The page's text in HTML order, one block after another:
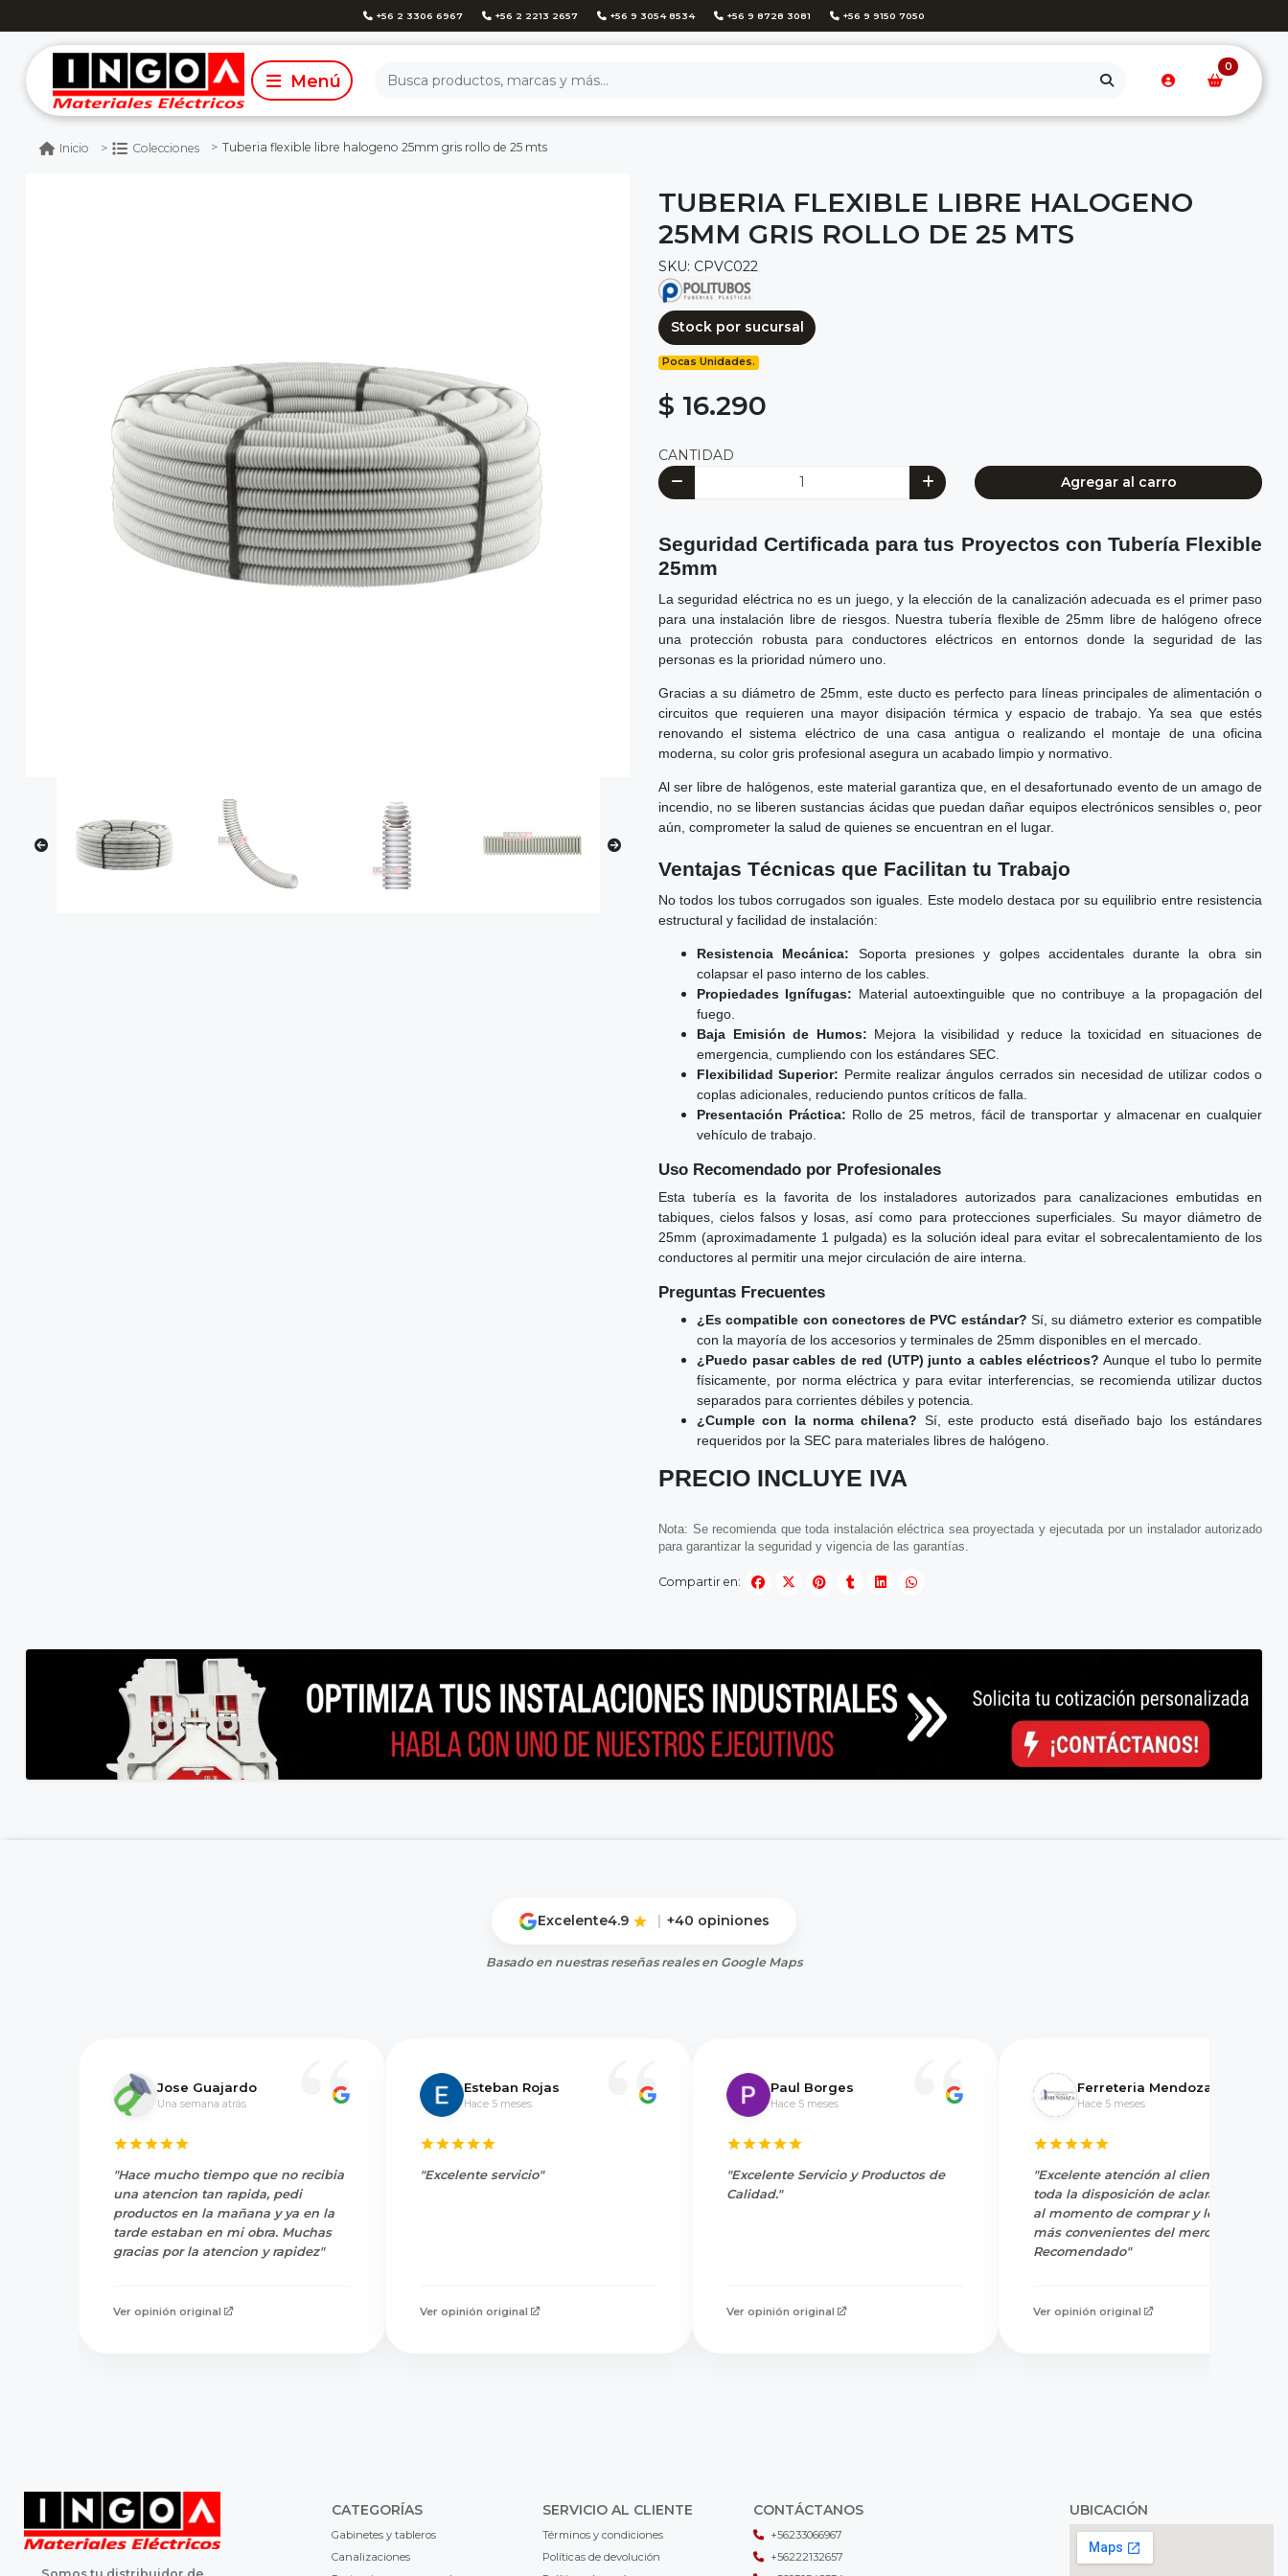
+56 2 3306 6967 +56 2 2213 2657 +56 9 3054 8534 +56 9 8728 3081 +56 9 9150 7050
0
Inicio Colecciones Tuberia flexible libre halogeno 25mm gris rollo de 25 mts
TUBERIA FLEXIBLE LIBRE HALOGENO
25MM GRIS ROLLO DE 25 MTS
SKU: CPVC022
Stock por sucursal
Pocas Unidades.
$ 16.290
CANTIDAD
Agregar al carro
Seguridad Certificada para tus Proyectos con Tubería Flexible
25mm
La seguridad eléctrica no es un juego, y la elección de la canalización adecuada es el primer paso
para una instalación libre de riesgos. Nuestra tubería flexible de 25mm libre de halógeno ofrece
una protección robusta para conductores eléctricos en entornos donde la seguridad de las
personas es la prioridad número uno.
Gracias a su diámetro de 25mm, este ducto es perfecto para líneas principales de alimentación o
circuitos que requieren una mayor disipación térmica y espacio de trabajo. Ya sea que estés
renovando el sistema eléctrico de una casa antigua o realizando el montaje de una oficina
moderna, su color gris profesional asegura un acabado limpio y normativo.
Al ser libre de halógenos, este material garantiza que, en el desafortunado evento de un amago de
incendio, no se liberen sustancias ácidas que puedan dañar equipos electrónicos sensibles o, peor
aún, comprometer la salud de quienes se encuentran en el lugar.
Ventajas Técnicas que Facilitan tu Trabajo
No todos los tubos corrugados son iguales. Este modelo destaca por su equilibrio entre resistencia
estructural y facilidad de instalación:
Resistencia Mecánica: Soporta presiones y golpes accidentales durante la obra sin
colapsar el paso interno de los cables.
Propiedades Ignífugas: Material autoextinguible que no contribuye a la propagación del
fuego.
Baja Emisión de Humos: Mejora la visibilidad y reduce la toxicidad en situaciones de
emergencia, cumpliendo con los estándares SEC.
Flexibilidad Superior: Permite realizar ángulos cerrados sin necesidad de utilizar codos o
coplas adicionales, reduciendo puntos críticos de falla.
Presentación Práctica: Rollo de 25 metros, fácil de transportar y almacenar en cualquier
vehículo de trabajo.
Uso Recomendado por Profesionales
Esta tubería es la favorita de los instaladores autorizados para canalizaciones embutidas en
tabiques, cielos falsos y losas, así como para protecciones superficiales. Su mayor diámetro de
25mm (aproximadamente 1 pulgada) es la solución ideal para evitar el sobrecalentamiento de los
conductores al permitir una mejor circulación de aire interna.
Preguntas Frecuentes
¿Es compatible con conectores de PVC estándar? Sí, su diámetro exterior es compatible
con la mayoría de los accesorios y terminales de 25mm disponibles en el mercado.
¿Puedo pasar cables de red (UTP) junto a cables eléctricos? Aunque el tubo lo permite
físicamente, por norma eléctrica y para evitar interferencias, se recomienda utilizar ductos
separados para corrientes débiles y potencia.
¿Cumple con la norma chilena? Sí, este producto está diseñado bajo los estándares
requeridos por la SEC para materiales libres de halógeno.
PRECIO INCLUYE IVA
Nota: Se recomienda que toda instalación eléctrica sea proyectada y ejecutada por un instalador autorizado
para garantizar la seguridad y vigencia de las garantías.
Compartir en:
Excelente4.9 | +40 opiniones
Basado en nuestras reseñas reales en Google Maps
Jose Guajardo
Una semana atrás
"Hace mucho tiempo que no recibia
una atencion tan rapida, pedi
productos en la mañana y ya en la
tarde estaban en mi obra. Muchas
gracias por la atencion y rapidez"
Ver opinión original
Esteban Rojas
Hace 5 meses
"Excelente servicio"
Ver opinión original
Paul Borges
Hace 5 meses
"Excelente Servicio y Productos de
Calidad."
Ver opinión original
Ferreteria Mendoza
Hace 5 meses
"Excelente atención al cliente, tienen
toda la disposición de aclarar dudas
al momento de comprar y los precios
más convenientes del mercado.
Recomendado"
Ver opinión original
CATEGORÍAS
Gabinetes y tableros
Canalizaciones
SERVICIO AL CLIENTE
Términos y condiciones
Políticas de devolución
CONTÁCTANOS
+56233066967
+56222132657
UBICACIÓN